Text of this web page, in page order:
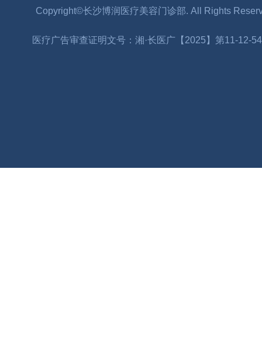
Copyright©长沙博润医疗美容门诊部. All Rights
医疗广告审查证明文号：湘·长医广【2025】第11-12-